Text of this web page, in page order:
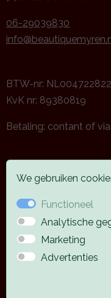
06-29039830
BTW-nr:
KvK nr: 89380819
Betaling: contant of
We gebruiken
Functioneel
Analytische
Marketing
Advertenties